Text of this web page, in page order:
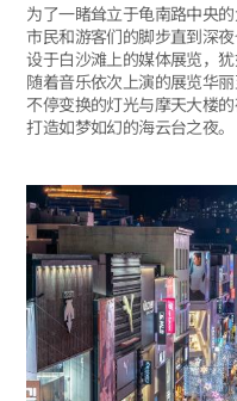
为了一睹耸立于龟南路中央
市民和游客们的脚步直到深夜
设于白沙滩上的媒体展览，犹
随着音乐依次上演的展览华丽
不停变换的灯光与摩天大楼的
打造如梦如幻的海云台之夜。